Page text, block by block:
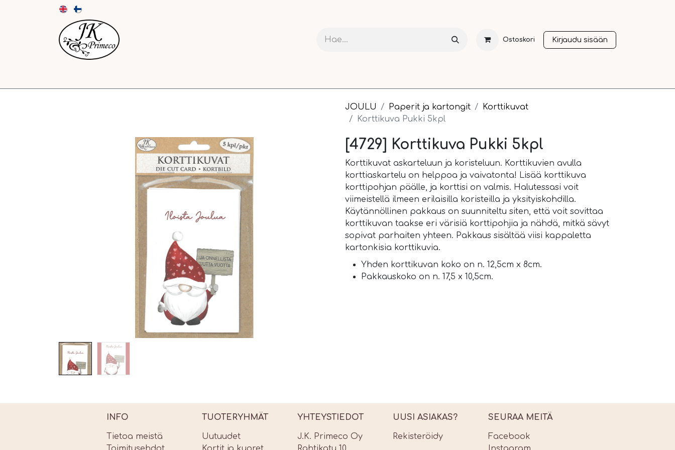
Ostoskori Kirjaudu sisään
JOULU Paperit ja kartongit
Korttikuvat
Korttikuva Pukki 5kpl
[4729] Korttikuva Pukki 5kpl
Korttikuvat askarteluun ja koristeluun. Korttikuvien avulla
korttiaskartelu on helppoa ja vaivatonta! Lisää korttikuva
korttipohjan päälle, ja korttisi on valmis. Halutessasi voit
viimeistellä ilmeen erilaisilla koristeilla ja yksityiskohdilla.
Käytännöllinen pakkaus on suunniteltu siten, että voit sovittaa
korttikuvan taakse eri värisiä korttipohjia ja nähdä, mitkä sävyt
sopivat parhaiten yhteen. Pakkaus sisältää viisi kappaletta
kartonkisia korttikuvia.
Yhden korttikuvan koko on n. 12,5cm x 8cm.
Pakkauskoko on n. 17,5 x 10,5cm.
INFO
Tietoa meistä
TUOTERYHMÄT
Uutuudet
YHTEYSTIEDOT
J.K. Primeco Oy
UUSI ASIAKAS?
Rekisteröidy
SEURAA MEITÄ
Facebook